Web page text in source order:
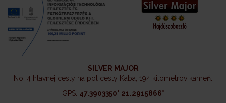
SILVER MAJOR
No. 4 hlavnej cesty na pol cesty Kaba, 194 kilometrov kameň.
GPS: 47.3903350° 21.2915866°